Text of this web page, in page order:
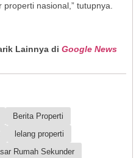
nasional,” tutupnya.
Lainnya di Google News
Berita Properti
lelang properti
Rumah Sekunder